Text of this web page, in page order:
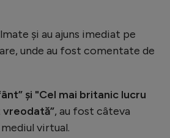
cont
contși au ajuns imediat pe
unde au fost comentate de
și "Cel mai britanic lucru
, au fost câteva
virtual.